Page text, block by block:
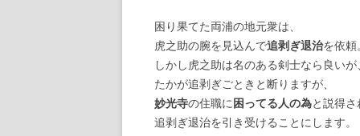
困り果てた両浦の地元衆は、
虎之助の腕を見込んで追剥ぎ退治を依頼。
しかし虎之助は名のある剣士なら良いが、
たかが追剥ぎごときと断りますが、
妙光寺の住職に困ってる人の為と説得さ
追剥ぎ退治を引き受けることにします。